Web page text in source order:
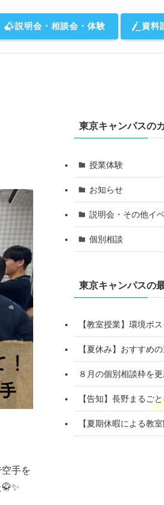
説明会・相談会・体験 資料
手を
東京キャンパスの
授業体験
お知らせ
説明会・その他イ
個別相談
東京キャンパスの
【教室授業】環境ポ
【夏休み】おすすめ
８月の個別相談枠を更
【告知】長野まるご
【夏期休暇による教